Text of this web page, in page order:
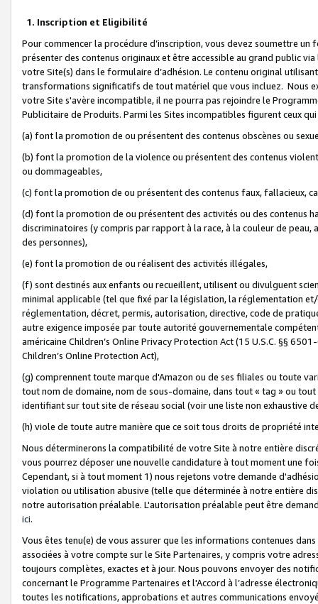
1. Inscription et Eligibilité
Pour commencer la procédure d’inscription, vous devez soumettre
présenter des contenus originaux et être accessible au grand public
votre Site(s) dans le formulaire d’adhésion. Le contenu original
transformations significatifs de tout matériel que vous incluez. Nous
votre Site s'avère incompatible, il ne pourra pas rejoindre le
Publicitaire de Produits. Parmi les Sites incompatibles figurent ceux
(a) font la promotion de ou présentent des contenus obscènes ou
(b) font la promotion de la violence ou présentent des contenus
ou dommageables,
(c) font la promotion de ou présentent des contenus faux, fallacieux,
(d) font la promotion de ou présentent des activités ou des contenus
discriminatoires (y compris par rapport à la race, à la couleur de
des personnes),
(e) font la promotion de ou réalisent des activités illégales,
(f) sont destinés aux enfants ou recueillent, utilisent ou divulguent
minimal applicable (tel que fixé par la législation, la réglementation
réglementation, décret, permis, autorisation, directive, code de
autre exigence imposée par toute autorité gouvernementale
américaine Children’s Online Privacy Protection Act (15 U.S.C. §§
Children’s Online Protection Act),
(g) comprennent toute marque d'Amazon ou de ses filiales ou toute
tout nom de domaine, nom de sous-domaine, dans tout « tag » ou
identifiant sur tout site de réseau social (voir une liste non exhaustive
(h) viole de toute autre manière que ce soit tous droits de propriété
Nous déterminerons la compatibilité de votre Site à notre entière
vous pourrez déposer une nouvelle candidature à tout moment une
Cependant, si à tout moment 1) nous rejetons votre demande
violation ou utilisation abusive (telle que déterminée à notre entière
notre autorisation préalable. L'autorisation préalable peut être
ici.
Vous êtes tenu(e) de vous assurer que les informations contenues
associées à votre compte sur le Site Partenaires, y compris votre
toujours complètes, exactes et à jour. Nous pouvons envoyer des
concernant le Programme Partenaires et l'Accord à l’adresse
toutes les notifications, approbations et autres communications